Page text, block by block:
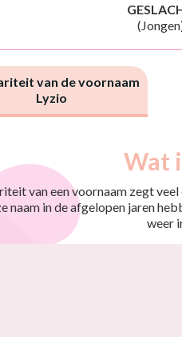
van de voornaam
Lyzio
Wat
van een voornaam zegt
naam in de afgelopen jaren
weer